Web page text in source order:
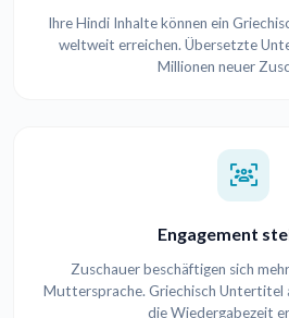
Ihre Hindi Inhalte können ein
weltweit erreichen. Übersetzte
Millionen neuer
Engagement
Zuschauer beschäftigen sich
Muttersprache. Griechisch Untertitel
die Wiedergabezeit